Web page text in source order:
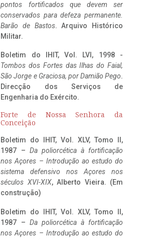
pontos fortificados que devem ser
conservados para defeza permanente.
Barão de Bastos. Arquivo Histórico
Militar.
Boletim do IHIT, Vol. LVI, 1998 -
Tombos dos Fortes das Ilhas do Faial,
São Jorge e Graciosa, por Damião Pego.
Direcção dos Serviços de
Engenharia do Exército.
Forte de Nossa Senhora da
Conceição
Boletim do IHIT, Vol. XLV, Tomo II,
1987 – Da poliorcética à fortificação
nos Açores – Introdução ao estudo do
sistema defensivo nos Açores nos
séculos XVI-XIX, Alberto Vieira. (Em
construção)
Boletim do IHIT, Vol. XLV, Tomo II,
1987 – Da poliorcética à fortificação
nos Açores – Introdução ao estudo do